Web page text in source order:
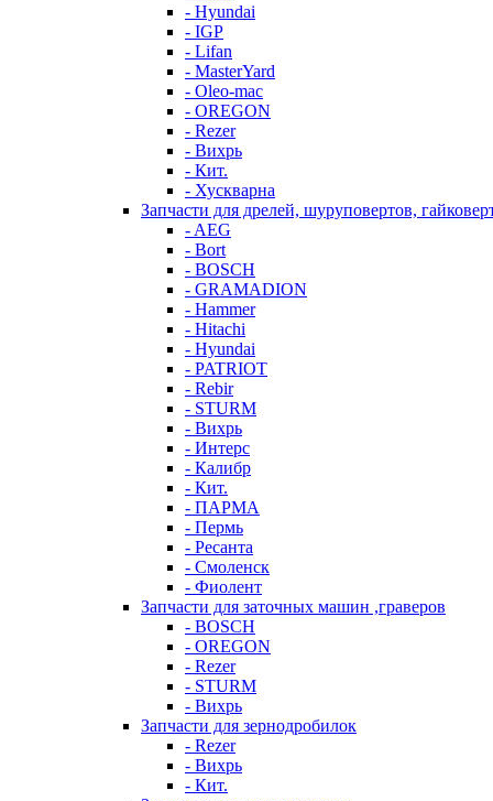
- Hyundai
- IGP
- Lifan
- MasterYard
- Oleo-mac
- OREGON
- Rezer
- Вихрь
- Кит.
- Хускварна
Запчасти для дрелей, шуруповертов,
- AEG
- Bort
- BOSCH
- GRAMADION
- Hammer
- Hitachi
- Hyundai
- PATRIOT
- Rebir
- STURM
- Вихрь
- Интерс
- Калибр
- Кит.
- ПАРМА
- Пермь
- Ресанта
- Смоленск
- Фиолент
Запчасти для заточных машин ,граверов
- BOSCH
- OREGON
- Rezer
- STURM
- Вихрь
Запчасти для зернодробилок
- Rezer
- Вихрь
- Кит.